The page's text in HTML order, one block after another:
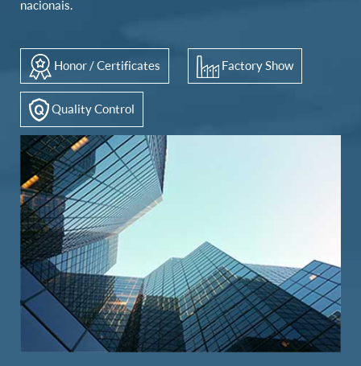
nacionais.
Honor / Certificates Factory Show
Quality Control